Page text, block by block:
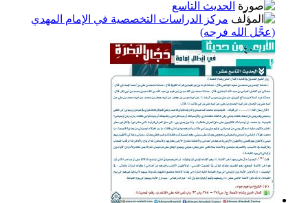
الحديث التاسع
مركز الدراسات التخصصية في الإمام المهدي
(عجَّل الله فرجه)